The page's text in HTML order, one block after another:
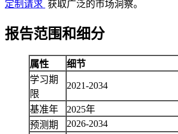
定制请求 获取广泛的市场洞察。
报告范围和细分
属性
细节
学习期
限
2021-2034
基准年
2025年
预测期
2026-2034